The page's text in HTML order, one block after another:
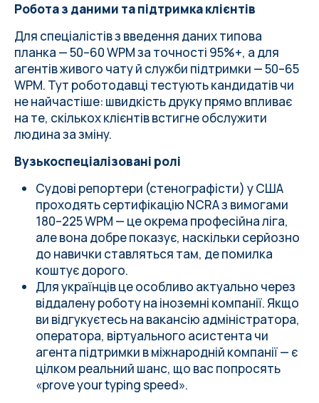
Робота з даними та підтримка клієнтів
Для спеціалістів з введення даних типова
планка — 50–60 WPM за точності 95%+, а для
агентів живого чату й служби підтримки — 50–65
WPM. Тут роботодавці тестують кандидатів чи
не найчастіше: швидкість друку прямо впливає
на те, скількох клієнтів встигне обслужити
людина за зміну.
Вузькоспеціалізовані ролі
Судові репортери (стенографісти) у США
проходять сертифікацію NCRA з вимогами
180–225 WPM — це окрема професійна ліга,
але вона добре показує, наскільки серйозно
до навички ставляться там, де помилка
коштує дорого.
Для українців це особливо актуально через
віддалену роботу на іноземні компанії. Якщо
ви відгукуєтесь на вакансію адміністратора,
оператора, віртуального асистента чи
агента підтримки в міжнародній компанії — є
цілком реальний шанс, що вас попросять
«prove your typing speed».